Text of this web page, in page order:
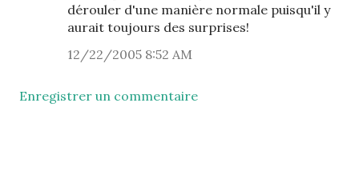
dérouler d'une manière normale puisqu'il y
aurait toujours des surprises!
12/22/2005 8:52 AM
Enregistrer un commentaire